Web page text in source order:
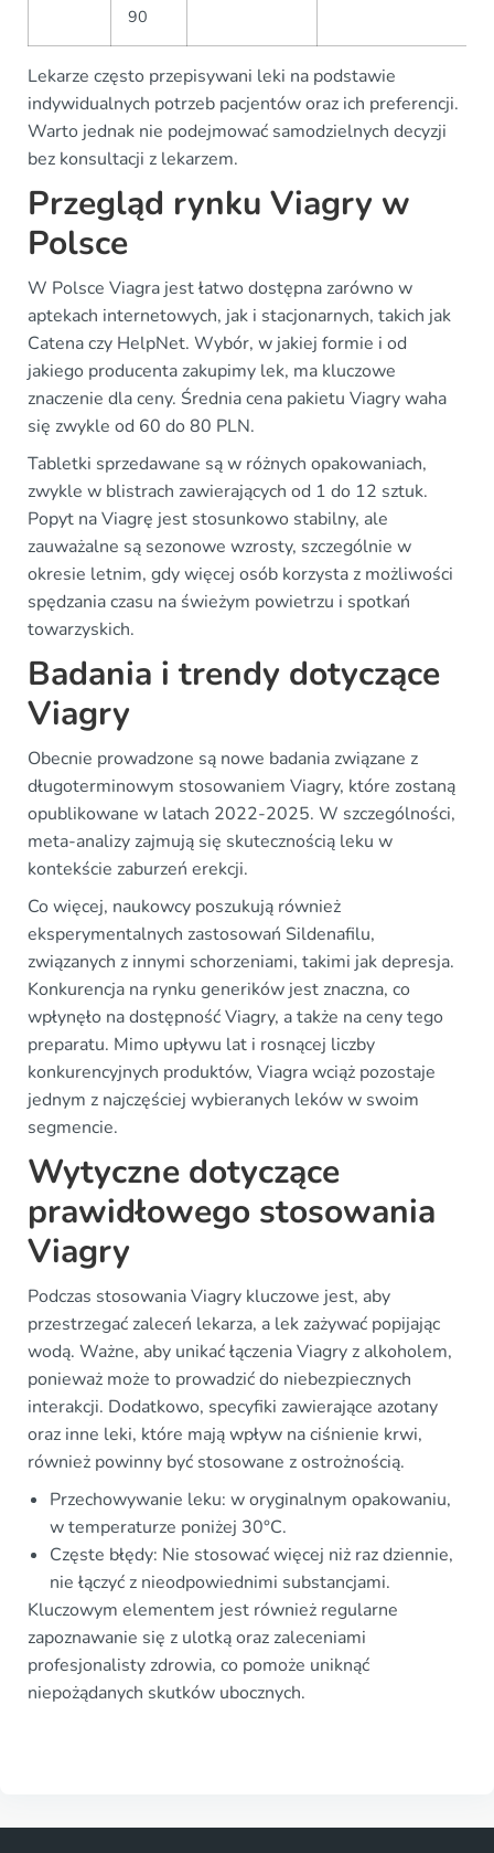
90
Lekarze często przepisywani leki na podstawie
indywidualnych potrzeb pacjentów oraz ich preferencji.
Warto jednak nie podejmować samodzielnych decyzji
bez konsultacji z lekarzem.
Przegląd rynku Viagry w
Polsce
W Polsce Viagra jest łatwo dostępna zarówno w
aptekach internetowych, jak i stacjonarnych, takich jak
Catena czy HelpNet. Wybór, w jakiej formie i od
jakiego producenta zakupimy lek, ma kluczowe
znaczenie dla ceny. Średnia cena pakietu Viagry waha
się zwykle od 60 do 80 PLN.
Tabletki sprzedawane są w różnych opakowaniach,
zwykle w blistrach zawierających od 1 do 12 sztuk.
Popyt na Viagrę jest stosunkowo stabilny, ale
zauważalne są sezonowe wzrosty, szczególnie w
okresie letnim, gdy więcej osób korzysta z możliwości
spędzania czasu na świeżym powietrzu i spotkań
towarzyskich.
Badania i trendy dotyczące
Viagry
Obecnie prowadzone są nowe badania związane z
długoterminowym stosowaniem Viagry, które zostaną
opublikowane w latach 2022-2025. W szczególności,
meta-analizy zajmują się skutecznością leku w
kontekście zaburzeń erekcji.
Co więcej, naukowcy poszukują również
eksperymentalnych zastosowań Sildenafilu,
związanych z innymi schorzeniami, takimi jak depresja.
Konkurencja na rynku generików jest znaczna, co
wpłynęło na dostępność Viagry, a także na ceny tego
preparatu. Mimo upływu lat i rosnącej liczby
konkurencyjnych produktów, Viagra wciąż pozostaje
jednym z najczęściej wybieranych leków w swoim
segmencie.
Wytyczne dotyczące
prawidłowego stosowania
Viagry
Podczas stosowania Viagry kluczowe jest, aby
przestrzegać zaleceń lekarza, a lek zażywać popijając
wodą. Ważne, aby unikać łączenia Viagry z alkoholem,
ponieważ może to prowadzić do niebezpiecznych
interakcji. Dodatkowo, specyfiki zawierające azotany
oraz inne leki, które mają wpływ na ciśnienie krwi,
również powinny być stosowane z ostrożnością.
Przechowywanie leku: w oryginalnym opakowaniu,
w temperaturze poniżej 30°C.
Częste błędy: Nie stosować więcej niż raz dziennie,
nie łączyć z nieodpowiednimi substancjami.
Kluczowym elementem jest również regularne
zapoznawanie się z ulotką oraz zaleceniami
profesjonalisty zdrowia, co pomoże uniknąć
niepożądanych skutków ubocznych.